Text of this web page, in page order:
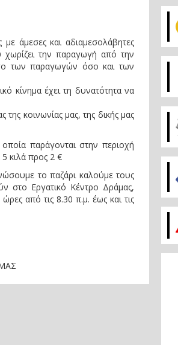
άμεσες και αδιαμεσολάβητες
χωρίζει την παραγωγή από την
των παραγωγών όσο και των
κίνημα έχει τη δυνατότητα να
κοινωνίας μας, της δικής μας
παράγονται στην περιοχή
5 κιλά προς 2 €
το παζάρι καλούμε τους
στο Εργατικό Κέντρο Δράμας,
από τις 8.30 π.μ. έως και τις